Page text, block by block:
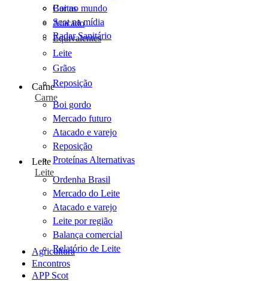
Cartas
Scot na mídia
Radar Sanitário
Boi no mundo
Atacado
Equivalentes
Leite
Grãos
Reposição
Carne
Carne
Boi gordo
Mercado futuro
Atacado e varejo
Reposição
Proteínas Alternativas
Leite
Leite
Ordenha Brasil
Mercado do Leite
Atacado e varejo
Leite por região
Balança comercial
Relatório de Leite
Agricultura
Encontros
APP Scot